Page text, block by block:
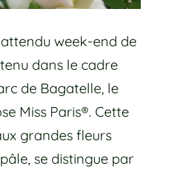
attendu week-end de
dans le cadre
de Bagatelle, le
Miss Paris®. Cette
grandes fleurs
se distingue par